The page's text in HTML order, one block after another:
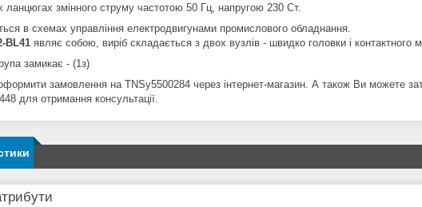
ланцюгах змінного струму частотою 50 Гц, напругою 230 Ст.
в схемах управління електродвигунами промислового обладнання.
BL41 являє собою, виріб складається з двох вузлів - швидко головки і контактного
замикає - (1з)
замовлення на TNSy5500284 через інтернет-магазин. А також Ви можете
для отримання консультації.